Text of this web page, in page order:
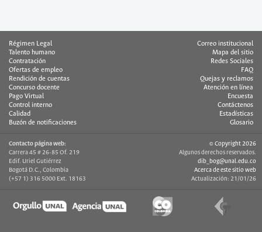
Régimen Legal
Talento humano
Contratación
Ofertas de empleo
Rendición de cuentas
Concurso docente
Pago Virtual
Control interno
Calidad
Buzón de notificaciones
Correo institucional
Mapa del sitio
Redes Sociales
FAQ
Quejas y reclamos
Atención en línea
Encuesta
Contáctenos
Estadísticas
Glosario
Contacto página web:
Carrera 45 # 26-85 Of. 219
Edif. Uriel Gutiérrez
Bogotá D.C., Colombia
(+57 1) 316 5000 Ext. 18163
© Copyright 2026
Algunos derechos reservados.
dib_bog@unal.edu.co
Acerca de este sitio web
Actualización: 21/01/26